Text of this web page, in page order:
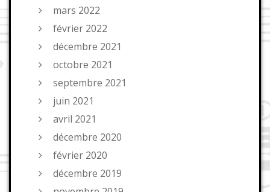
mars 2022
février 2022
décembre 2021
octobre 2021
septembre 2021
juin 2021
avril 2021
décembre 2020
février 2020
décembre 2019